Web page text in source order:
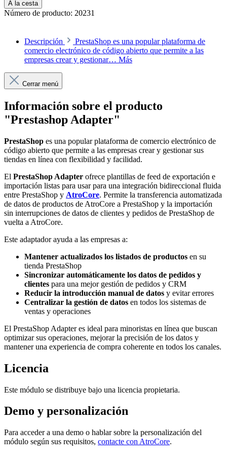
A la cesta
Número de producto: 20231
Descripción
PrestaShop es una popular plataforma de
comercio electrónico de código abierto que permite a las
empresas crear y gestionar… Más
Cerrar menú
Información sobre el producto
"Prestashop Adapter"
PrestaShop es una popular plataforma de comercio electrónico de
código abierto que permite a las empresas crear y gestionar sus
tiendas en línea con flexibilidad y facilidad.
El PrestaShop Adapter ofrece plantillas de feed de exportación e
importación listas para usar para una integración bidireccional fluida
entre PrestaShop y AtroCore. Permite la transferencia automatizada
de datos de productos de AtroCore a PrestaShop y la importación
sin interrupciones de datos de clientes y pedidos de PrestaShop de
vuelta a AtroCore.
Este adaptador ayuda a las empresas a:
Mantener actualizados los listados de productos en su
tienda PrestaShop
Sincronizar automáticamente los datos de pedidos y
clientes para una mejor gestión de pedidos y CRM
Reducir la introducción manual de datos y evitar errores
Centralizar la gestión de datos en todos los sistemas de
ventas y operaciones
El PrestaShop Adapter es ideal para minoristas en línea que buscan
optimizar sus operaciones, mejorar la precisión de los datos y
mantener una experiencia de compra coherente en todos los canales.
Licencia
Este módulo se distribuye bajo una licencia propietaria.
Demo y personalización
Para acceder a una demo o hablar sobre la personalización del
módulo según sus requisitos, contacte con AtroCore.